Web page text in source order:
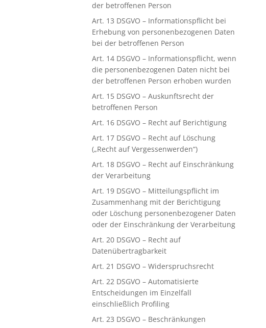
der betroffenen Person
Art. 13 DSGVO – Informationspflicht bei
Erhebung von personenbezogenen Daten
bei der betroffenen Person
Art. 14 DSGVO – Informationspflicht, wenn
die personenbezogenen Daten nicht bei
der betroffenen Person erhoben wurden
Art. 15 DSGVO – Auskunftsrecht der
betroffenen Person
Art. 16 DSGVO – Recht auf Berichtigung
Art. 17 DSGVO – Recht auf Löschung
(„Recht auf Vergessenwerden“)
Art. 18 DSGVO – Recht auf Einschränkung
der Verarbeitung
Art. 19 DSGVO – Mitteilungspflicht im
Zusammenhang mit der Berichtigung
oder Löschung personenbezogener Daten
oder der Einschränkung der Verarbeitung
Art. 20 DSGVO – Recht auf
Datenübertragbarkeit
Art. 21 DSGVO – Widerspruchsrecht
Art. 22 DSGVO – Automatisierte
Entscheidungen im Einzelfall
einschließlich Profiling
Art. 23 DSGVO – Beschränkungen